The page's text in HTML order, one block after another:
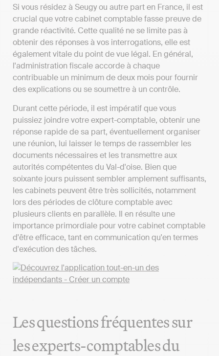
Si vous résidez à Seugy ou autre part en France, il est
crucial que votre cabinet comptable fasse preuve de
grande réactivité. Cette qualité ne se limite pas à
obtenir des réponses à vos interrogations, elle est
également vitale du point de vue légal. En général,
l'administration fiscale accorde à chaque
contribuable un minimum de deux mois pour fournir
des explications ou se soumettre à un contrôle.
Durant cette période, il est impératif que vous
puissiez joindre votre expert-comptable, obtenir une
réponse rapide de sa part, éventuellement organiser
une réunion, lui laisser le temps de rassembler les
documents nécessaires et les transmettre aux
autorités compétentes du Val-d'oise. Bien que
soixante jours puissent sembler amplement suffisants,
les cabinets peuvent être très sollicités, notamment
lors des périodes de clôture comptable avec
plusieurs clients en parallèle. Il en résulte une
importance primordiale pour votre cabinet comptable
d'être efficace, tant en communication qu'en termes
d'exécution des tâches.
Les questions fréquentes sur
les experts-comptables du